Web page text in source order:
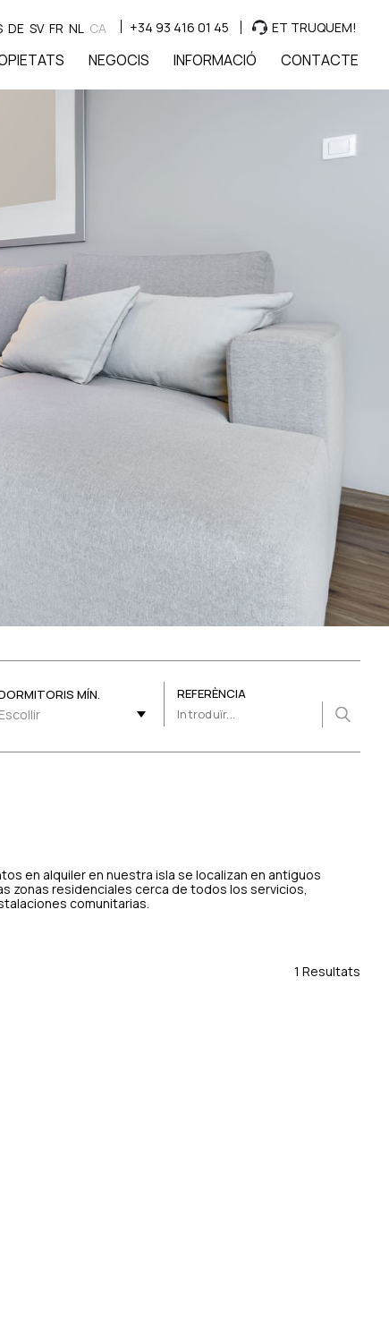
DE SV FR NL CA +34 93 416 01 45 ET TRUQUEM!
NEGOCIS INFORMACIÓ CONTACTE
MÍN.
Escollir
REFERÈNCIA
en alquiler en nuestra isla se localizan en antiguos
zonas residenciales cerca de todos los servicios,
comunitarias.
1 Resultats